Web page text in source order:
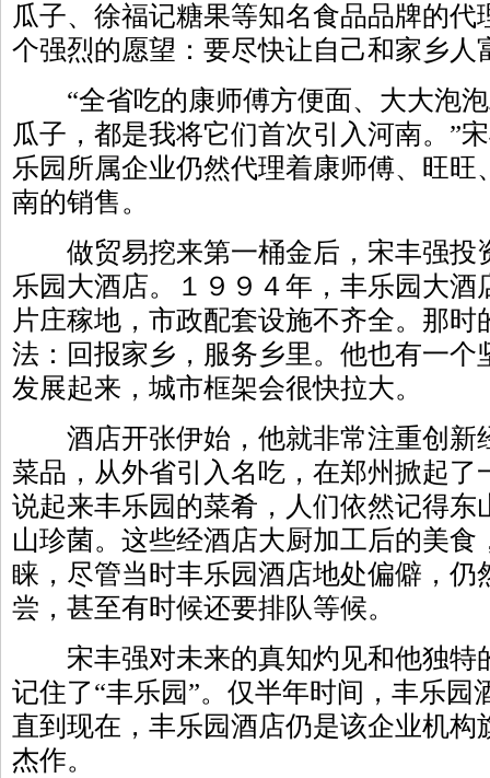
瓜子、徐福记糖果等知名食品品牌的
个强烈的愿望：要尽快让自己和家乡人
“全省吃的康师傅方便面、大大泡泡
瓜子，都是我将它们首次引入河南。”
乐园所属企业仍然代理着康师傅、旺
南的销售。
做贸易挖来第一桶金后，宋丰强投
乐园大酒店。１９９４年，丰乐园大
片庄稼地，市政配套设施不齐全。那
法：回报家乡，服务乡里。他也有一个
发展起来，城市框架会很快拉大。
酒店开张伊始，他就非常注重创新
菜品，从外省引入名吃，在郑州掀起了
说起来丰乐园的菜肴，人们依然记得东
山珍菌。这些经酒店大厨加工后的美
睐，尽管当时丰乐园酒店地处偏僻，仍
尝，甚至有时候还要排队等候。
宋丰强对未来的真知灼见和他独特
记住了“丰乐园”。仅半年时间，丰乐园
直到现在，丰乐园酒店仍是该企业机构
杰作。